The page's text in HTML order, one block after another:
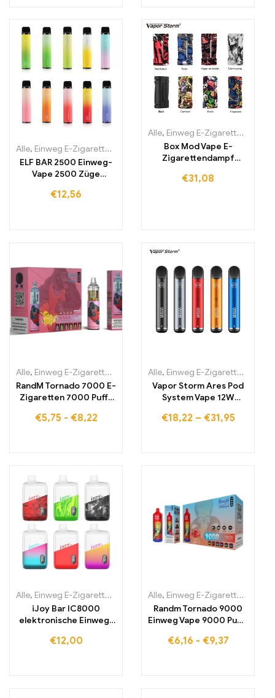
Alle, Einweg E-Zigaretten Einweg-E-Zigaretten Litauen
ELF BAR 2500 Einweg-
Vape 2500 Züge
€12,56
Alle, Einweg E-Zigaretten
Box Mod Vape E-
Zigarettendampf
Electroii
€31,08
Alle, Einweg E-Zigaretten Einweg-E-Zigaretten Belgien,Einweg-
RandM Tornado 7000 E-
Zigaretten 7000 Puffs
€5,75 - €8,22
Alle, Einweg E-Zigaretten
Vapor Storm Ares Pod
System Vape 12W
€18,22 – €31,95
Alle, Einweg E-Zigaretten Einweg-E-Zigaretten Irland,Einweg-E-
iJoy Bar IC8000
elektronische Einweg-
Zügen
€12,00
Alle, Einweg E-Zigaretten
Randm Tornado 9000
Einweg Vape 9000 Puffs
€6,16 - €9,37